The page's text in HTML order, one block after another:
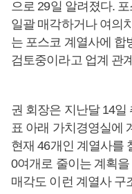
으로 29일 알려졌다.
일괄 매각하거나 여의
는 포스코 계열사에 합
검토중이라고 업계 관
권 회장은 지난달 14
표 아래 가치경영실에
현재 46개인 계열사를
0여개로 줄이는 계획
매각도 이런 계열사 구